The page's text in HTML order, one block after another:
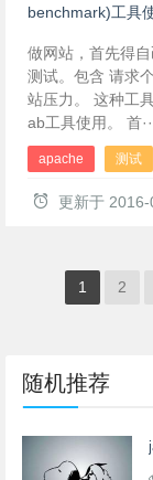
benchmark)工具
做网站，首先得
测试。包含 请求
站压力。 这种工
ab工具使用。 首
apache 测试
更新于 2016-
1 2
随机推荐